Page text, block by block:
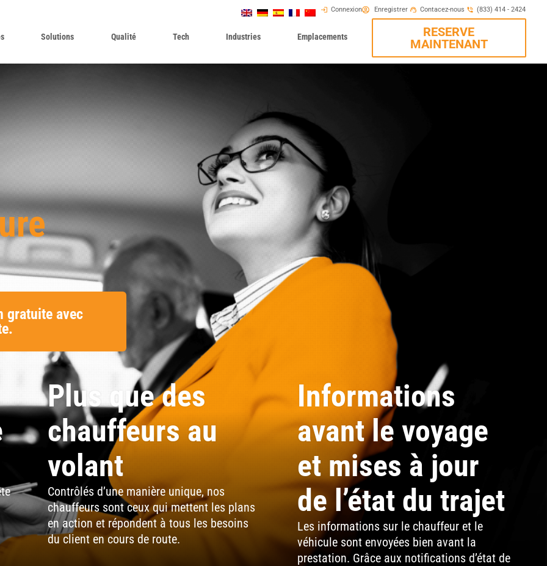
Connexion Enregistrer Contacez-nous (833) 414 - 2424
Solutions Qualité Tech Industries Emplacements
RESERVE
MAINTENANT
gratuite avec
Plus que des
chauffeurs au
volant
Contrôlés d’une manière unique, nos
chauffeurs sont ceux qui mettent les plans
en action et répondent à tous les besoins
du client en cours de route.
Informations
avant le voyage
et mises à jour
de l’état du trajet
Les informations sur le chauffeur et le
véhicule sont envoyées bien avant la
prestation. Grâce aux notifications d’état de